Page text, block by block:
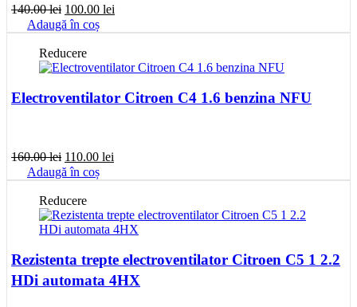
140.00lei Prețul
inițial
a
fost:
140.00 lei.
100.00 lei
este:
Adaugă în coș
Reducere
Electroventilator Citroen C4 1.6 benzina NFU
160.00lei Prețul
inițial
a
fost:
160.00 lei.
110.00 lei
este:
Adaugă în coș
Reducere
Rezistenta trepte electroventilator Citroen C5 1 2.2
HDi automata 4HX